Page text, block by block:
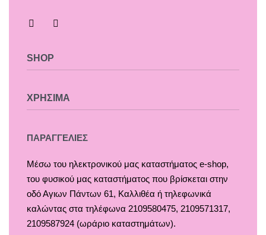
SHOP
Χαλιά
Γκαζόν
Δάπεδα
Τοίχος
ΧΡΗΣΙΜΑ
Τρόποι Πληρωμής
Επιστροφές
Προστασία Απορρήτου
ΠΑΡΑΓΓΕΛΙΕΣ
Μέσω του ηλεκτρονικού μας καταστήματος e-shop,
του φυσικού μας καταστήματος που βρίσκεται στην
οδό Αγιων Πάντων 61, Καλλιθέα ή τηλεφωνικά
καλώντας στα τηλέφωνα 2109580475, 2109571317,
2109587924 (ωράριο καταστημάτων).